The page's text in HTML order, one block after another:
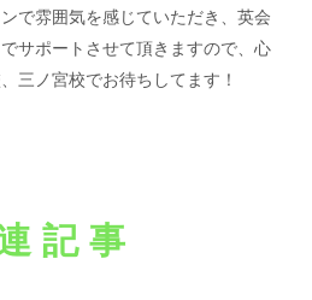
で雰囲気を感じていただき、英会
サポートさせて頂きますので、心
三ノ宮校でお待ちしてます！
記事